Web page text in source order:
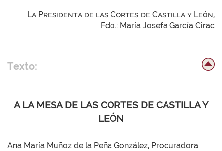
La Presidenta de las Cortes de Castilla y León,
Fdo.: María Josefa García Cirac
Texto:
A LA MESA DE LAS CORTES DE CASTILLA Y
LEÓN
Ana María Muñoz de la Peña González, Procuradora